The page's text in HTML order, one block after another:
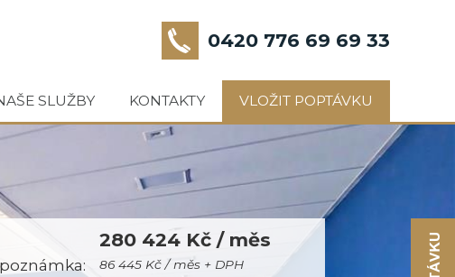
0420 776 69 69 33
SLUŽBY KONTAKTY VLOŽIT POPTÁVKU
280 424 Kč / měs
86 445 Kč / měs + DPH